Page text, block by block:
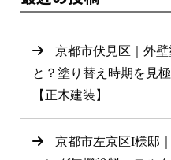
京都市伏見区｜外
と？塗り替え時期を見
【正木建装】
京都市左京区I様邸